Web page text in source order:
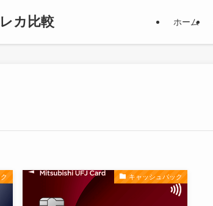
カ比較 ホーム
キャッシュバック